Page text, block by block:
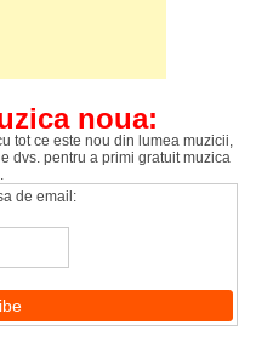
noua:
tot ce este nou din lumea muzicii,
dvs. pentru a primi gratuit muzica
de email: